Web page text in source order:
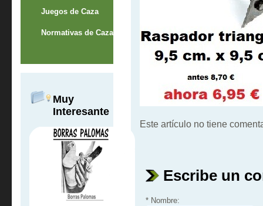
Juegos de Caza
Normativas de Caza
Muy
Interesante
Este artículo no tiene
Escribe un
* Nombre: